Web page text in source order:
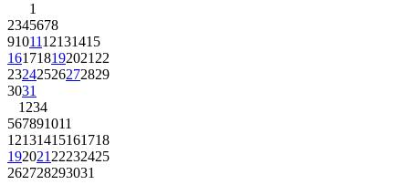
1
2345678
9101112131415
161718192021 22
23242526272829
3031
1 234
567891011
12131415161718
192021 22232425
262728293031